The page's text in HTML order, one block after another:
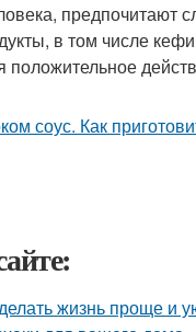
предпочитают
в том числе
положительное
жизнь проще и